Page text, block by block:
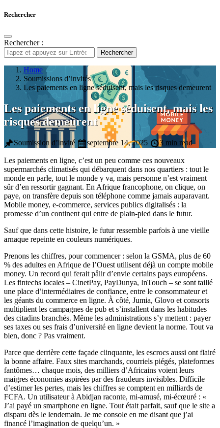
Rechercher
Rechercher :
Rechercher
Home
Soumissions d’invités
Les paiements en ligne séduisent, mais les risques demeurent
Les paiements en ligne séduisent, mais les
risques demeurent
Soumission d’invité septembre 14, 2025 3 min read
Les paiements en ligne, c’est un peu comme ces nouveaux
supermarchés climatisés qui débarquent dans nos quartiers : tout le
monde en parle, tout le monde y va, mais personne n’est vraiment
sûr d’en ressortir gagnant. En Afrique francophone, on clique, on
paye, on transfère depuis son téléphone comme jamais auparavant.
Mobile money, e-commerce, services publics digitalisés : la
promesse d’un continent qui entre de plain-pied dans le futur.
Sauf que dans cette histoire, le futur ressemble parfois à une vieille
arnaque repeinte en couleurs numériques.
Prenons les chiffres, pour commencer : selon la GSMA, plus de 60
% des adultes en Afrique de l’Ouest utilisent déjà un compte mobile
money. Un record qui ferait pâlir d’envie certains pays européens.
Les fintechs locales – CinetPay, PayDunya, InTouch – se sont taillé
une place d’intermédiaires de confiance, entre le consommateur et
les géants du commerce en ligne. À côté, Jumia, Glovo et consorts
multiplient les campagnes de pub et s’installent dans les habitudes
des citadins branchés. Même les administrations s’y mettent : payer
ses taxes ou ses frais d’université en ligne devient la norme. Tout va
bien, donc ? Pas vraiment.
Parce que derrière cette façade clinquante, les escrocs aussi ont flairé
la bonne affaire. Faux sites marchands, courriels piégés, plateformes
fantômes… chaque mois, des milliers d’Africains voient leurs
maigres économies aspirées par des fraudeurs invisibles. Difficile
d’estimer les pertes, mais les chiffres se comptent en milliards de
FCFA. Un utilisateur à Abidjan raconte, mi-amusé, mi-écœuré : «
J’ai payé un smartphone en ligne. Tout était parfait, sauf que le site a
disparu dès le lendemain. Je me console en me disant que j’ai
financé l’imagination de quelqu’un. »